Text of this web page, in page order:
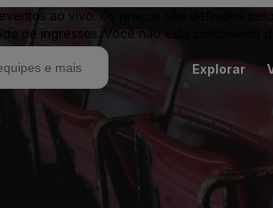
ao vivo. Os preços são definidos
de ingressos. Você não está comprando
Explorar